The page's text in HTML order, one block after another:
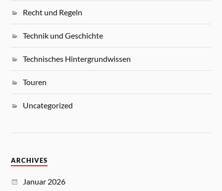
Recht und Regeln
Technik und Geschichte
Technisches Hintergrundwissen
Touren
Uncategorized
ARCHIVES
Januar 2026